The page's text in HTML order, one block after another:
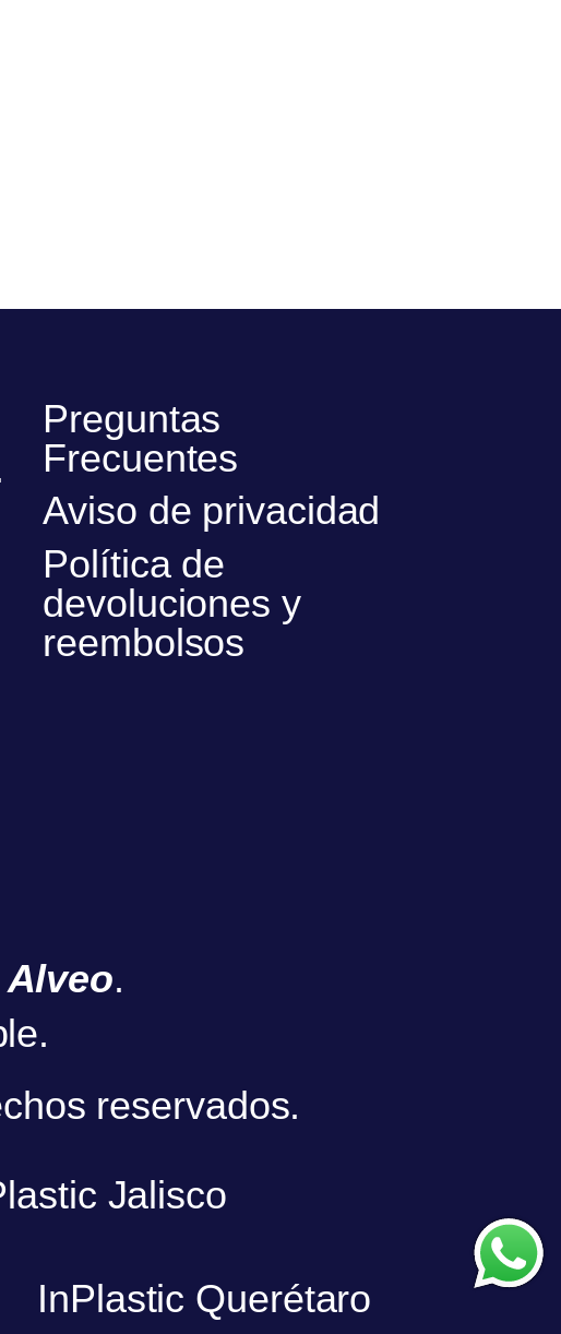
Preguntas
Frecuentes
Aviso de privacidad
Política de
devoluciones y
reembolsos
.
reservados.
Jalisco
InPlastic Querétaro